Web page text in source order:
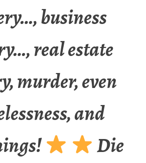
business
real estate
murder, even
and
Die